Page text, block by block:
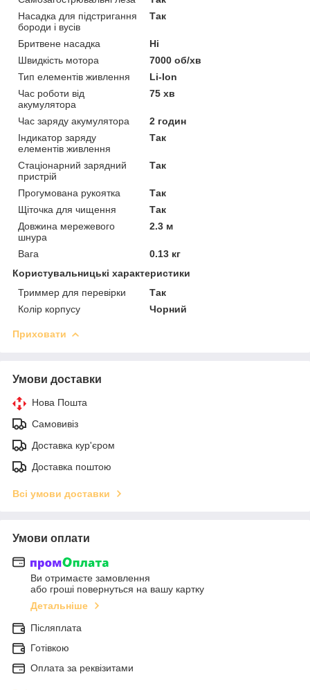
Насадка для підстригання
бороди і вусів
Так
Бритвене насадка
Ні
Швидкість мотора
7000 об/хв
Тип елементів живлення
Li-Ion
Час роботи від
акумулятора
75 хв
Час заряду акумулятора
2 годин
Індикатор заряду
елементів живлення
Так
Стаціонарний зарядний
пристрій
Так
Прогумована рукоятка
Так
Щіточка для чищення
Так
Довжина мережевого
шнура
2.3 м
Вага
0.13 кг
Користувальницькі характеристики
Триммер для перевірки
Так
Колір корпусу
Чорний
Приховати
Умови доставки
Нова Пошта
Самовивіз
Доставка кур'єром
Доставка поштою
Всі умови доставки
Умови оплати
Ви отримаєте замовлення
або гроші повернуться на вашу картку
Детальніше
Післяплата
Готівкою
Оплата за реквізитами